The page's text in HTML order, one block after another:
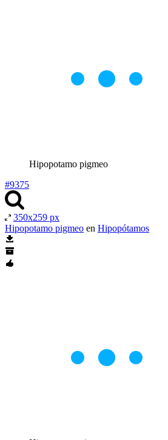
Hipopotamo pigmeo
#9375
350x259 px
Hipopotamo pigmeo en Hipopótamos